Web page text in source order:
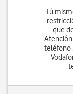
Tú
que
teléfono